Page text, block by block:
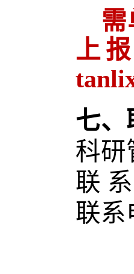
需
上
七、
科研
联 系
联系